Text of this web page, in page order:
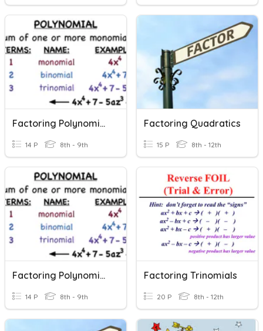
Factoring Polynomials
14 P 8th - 9th
Factoring Quadratics
15 P 8th - 12th
Factoring Polynomials
14 P 8th - 9th
Factoring Trinomials
20 P 8th - 12th